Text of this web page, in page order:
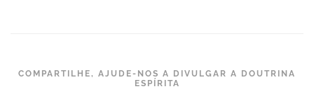
COMPARTILHE, AJUDE-NOS A DIVULGAR A DOUTRINA
ESPÍRITA